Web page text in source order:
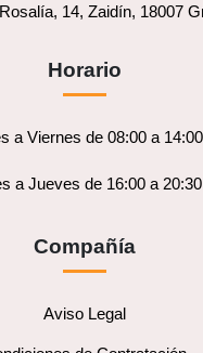
14, Zaidín, 18007
Horario
a Viernes de 08:00 a 14:00
a Jueves de 16:00 a 20:30
Compañía
Aviso Legal